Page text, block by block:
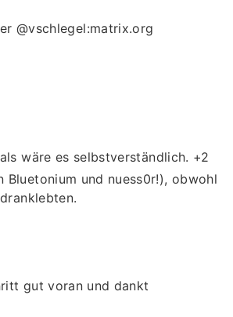
@vschlegel:matrix.org
wäre es selbstverständlich. +2
Bluetonium und nuess0r!), obwohl
gut voran und dankt